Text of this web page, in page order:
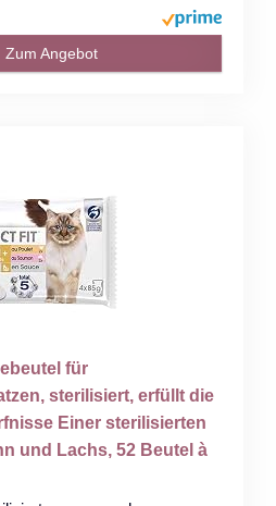
Zum Angebot
für
sterilisiert, erfüllt die
Einer sterilisierten
und Lachs, 52 Beutel à